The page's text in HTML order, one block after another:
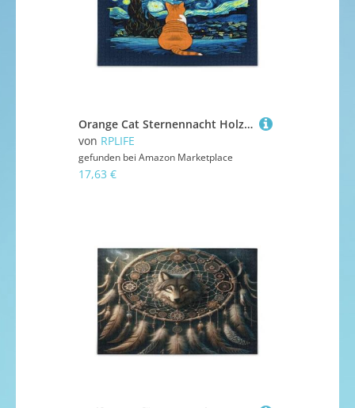
Orange Cat Sternennacht Holzpuzzles Puzzle mit Buchstaben auf der Rückseite, 1000 Teile Puzzle für Familie, 29,5 × 19,78 cm
von RPLIFE
gefunden bei Amazon Marketplace
17,63 €